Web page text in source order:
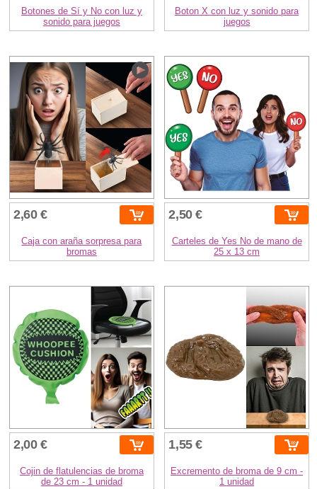
Botones de Sí y No con luz y
sonido para juegos
Boton X con luz y sonido para
juegos
2,60 €
Caja con araña sorpresa para
bromas
2,50 €
Carteles de Yes No de mano de
25 x 13 cm
2,00 €
Cojin de flatulencias de broma
de 23 cm - 1 unidad
1,55 €
Excremento de broma de 9 cm -
1 unidad